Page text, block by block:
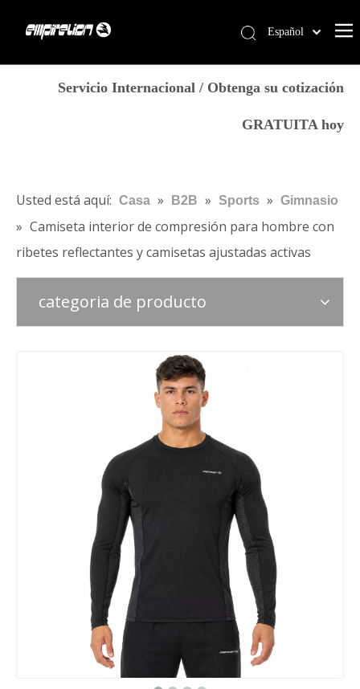
Blog
Contáctenos
Tienda
Español
简体中文
Français
Deutsch
Italiano
Servicio Internacional / Obtenga su cotización
GRATUITA hoy
Usted está aquí: Casa » B2B » Sports » Gimnasio
» Camiseta interior de compresión para hombre con
ribetes reflectantes y camisetas ajustadas activas
categoria de producto